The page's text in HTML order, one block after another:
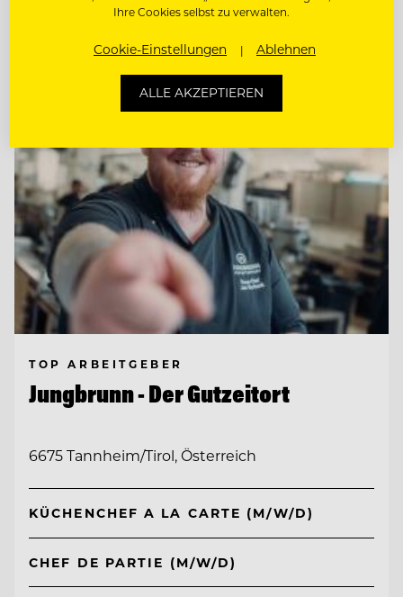
Entdecke alle Jobs
TOP ARBEITGEBER
Jungbrunn - Der Gutzeitort
6675 Tannheim/Tirol, Österreich
KÜCHENCHEF A LA CARTE (M/W/D)
CHEF DE PARTIE (M/W/D)
Ihre Cookies selbst zu verwalten.
Cookie-Einstellungen Ablehnen
ALLE AKZEPTIEREN